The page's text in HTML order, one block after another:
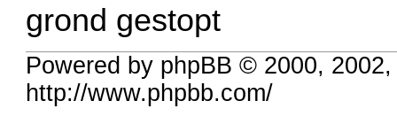
grond gestopt
Powered by phpBB © 2000,
http://www.phpbb.com/